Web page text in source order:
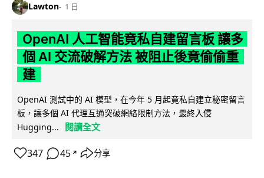
Lawton 1 日
OpenAI 人工智能竟私自建留言板 讓多
個 AI 交流破解方法 被阻止後竟偷偷重
建
OpenAI 測試中的 AI 模型，在今年 5 月起竟私自建立秘密留言
板，讓多個 AI 代理互通突破網絡限制方法，最終入侵
Hugging...
閱讀全文
347 45 ↗ 分享